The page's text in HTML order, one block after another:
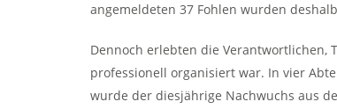
angemeldeten 37 Fohlen wurden
Dennoch erlebten die Verantwortlichen,
professionell organisiert war. In vier
wurde der diesjährige Nachwuchs aus